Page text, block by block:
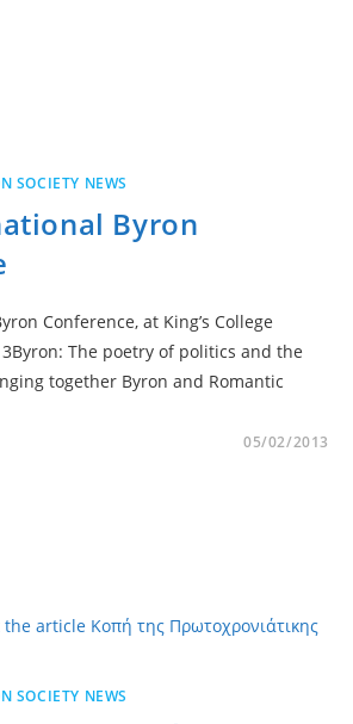
SOCIETY NEWS
Byron
Conference, at King’s College
The poetry of politics and the
together Byron and Romantic
05/02/2013
SOCIETY NEWS